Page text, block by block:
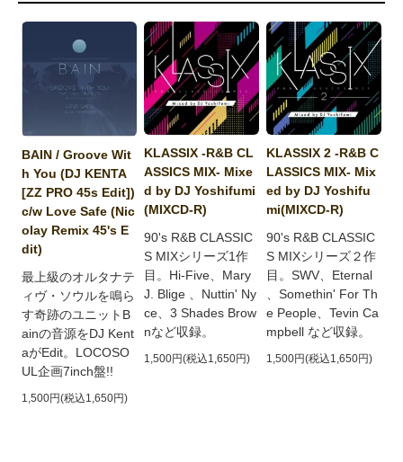
BAIN / Groove Wit
h You (DJ KENTA
[ZZ PRO 45s Edit])
c/w Love Safe (Nic
olay Remix 45's E
dit)
最上級のオルタナテ
ィヴ・ソウルを鳴ら
す奇跡のユニットB
ainの音源をDJ Kent
aがEdit。LOCOSO
UL企画7inch盤!!
1,500円(税込1,650円)
KLASSIX -R&B CL
ASSICS MIX- Mixe
d by DJ Yoshifumi
(MIXCD-R)
90's R&B CLASSIC
S MIXシリーズ1作
目。Hi-Five、Mary
J. Blige 、Nuttin' Ny
ce、3 Shades Brow
nなど収録。
1,500円(税込1,650円)
KLASSIX 2 -R&B C
LASSICS MIX- Mix
ed by DJ Yoshifu
mi(MIXCD-R)
90's R&B CLASSIC
S MIXシリーズ２作
目。SWV、Eternal
、Somethin' For Th
e People、Tevin Ca
mpbell など収録。
1,500円(税込1,650円)